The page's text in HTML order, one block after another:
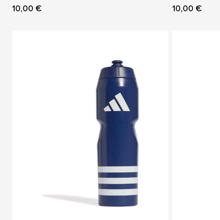
10,00 € 10,00 €